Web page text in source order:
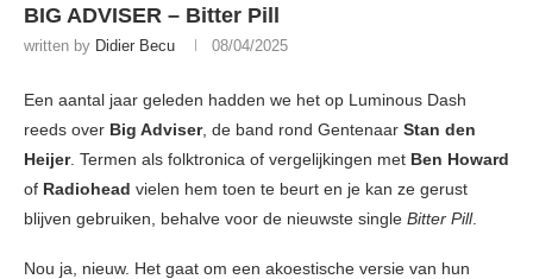
BIG ADVISER – Bitter Pill
written by Didier Becu 08/04/2025
Een aantal jaar geleden hadden we het op Luminous Dash
reeds over Big Adviser, de band rond Gentenaar Stan den
Heijer. Termen als folktronica of vergelijkingen met Ben Howard
of Radiohead vielen hem toen te beurt en je kan ze gerust
blijven gebruiken, behalve voor de nieuwste single Bitter Pill.
Nou ja, nieuw. Het gaat om een akoestische versie van hun